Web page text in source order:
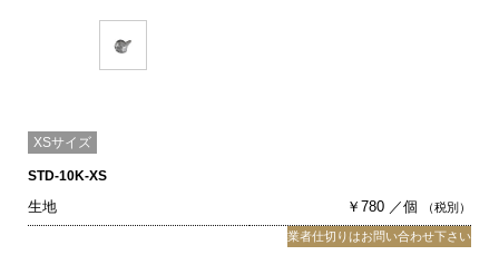
XSサイズ
STD-10K-XS
生地 ￥780 ／個 （税別）
業者仕切りはお問い合わせ下さい